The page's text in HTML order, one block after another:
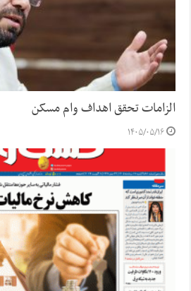
الزامات تحقق اهداف وام مسکن
۱۴۰۵/۰۵/۱۶